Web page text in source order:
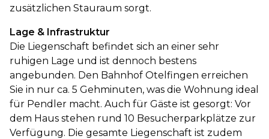
zusätzlichen Stauraum sorgt.
Lage & Infrastruktur
Die Liegenschaft befindet sich an einer sehr
ruhigen Lage und ist dennoch bestens
angebunden. Den Bahnhof Otelfingen erreichen
Sie in nur ca. 5 Gehminuten, was die Wohnung ideal
für Pendler macht. Auch für Gäste ist gesorgt: Vor
dem Haus stehen rund 10 Besucherparkplätze zur
Verfügung. Die gesamte Liegenschaft ist zudem